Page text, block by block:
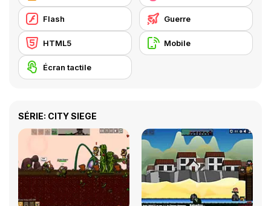
Flash Guerre
HTML5 Mobile
Écran tactile
SÉRIE: CITY SIEGE